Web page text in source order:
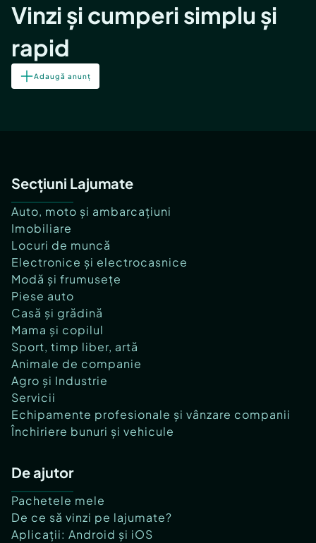
Vinzi și cumperi simplu și
rapid
Adaugă anunț
Secțiuni Lajumate
Auto, moto și ambarcațiuni
Imobiliare
Locuri de muncă
Electronice și electrocasnice
Modă și frumusețe
Piese auto
Casă și grădină
Mama și copilul
Sport, timp liber, artă
Animale de companie
Agro și Industrie
Servicii
Echipamente profesionale și vânzare companii
Închiriere bunuri și vehicule
De ajutor
Pachetele mele
De ce să vinzi pe lajumate?
Aplicații: Android și iOS